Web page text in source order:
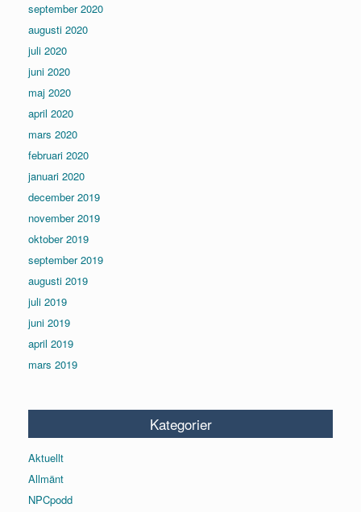
september 2020
augusti 2020
juli 2020
juni 2020
maj 2020
april 2020
mars 2020
februari 2020
januari 2020
december 2019
november 2019
oktober 2019
september 2019
augusti 2019
juli 2019
juni 2019
april 2019
mars 2019
Kategorier
Aktuellt
Allmänt
NPCpodd